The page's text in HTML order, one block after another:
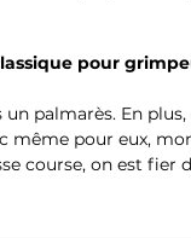
pour
palmarès. En
pour eux,
course, on est fier